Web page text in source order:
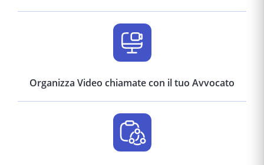
Organizza Video chiamate con il tuo Avvocato